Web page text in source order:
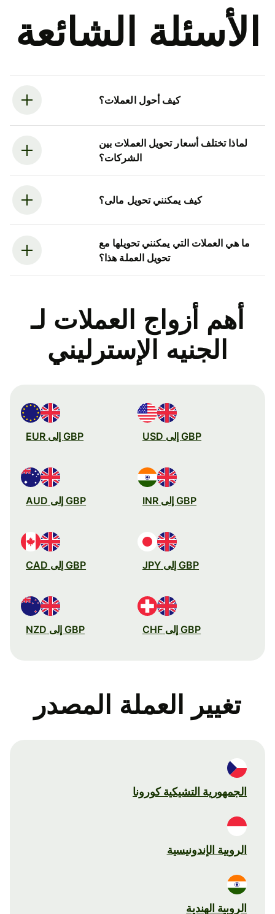
الأسئلة الشائعة
كيف أحول العملات؟
لماذا تختلف أسعار تحويل العملات بين
الشركات؟
كيف يمكنني تحويل مالى؟
ما هي العملات التي يمكنني تحويلها مع
تحويل العملة هذا؟
أهم أزواج العملات لـ
الجنيه الإسترليني
GBP إلى USD GBP إلى EUR
GBP إلى INR GBP إلى AUD
GBP إلى JPY GBP إلى CAD
GBP إلى CHF GBP إلى NZD
تغيير العملة المصدر
الجمهورية التشيكية كورونا
الروبية الإندونيسية
الروبية الهندية